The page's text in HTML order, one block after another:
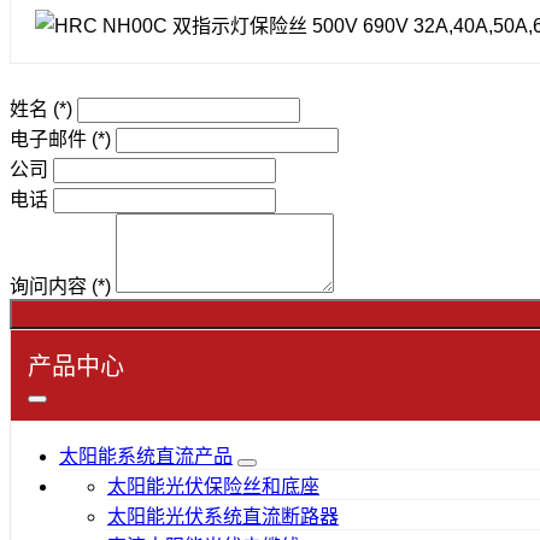
姓名 (*)
电子邮件 (*)
公司
电话
询问内容 (*)
产品中心
太阳能系统直流产品
太阳能光伏保险丝和底座
太阳能光伏系统直流断路器